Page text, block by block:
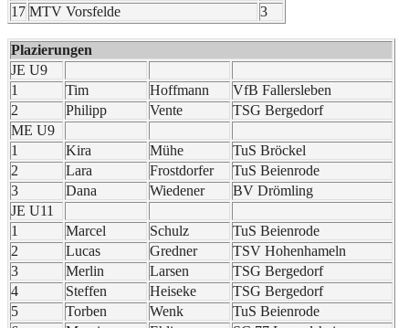
17 MTV Vorsfelde 3
Plazierungen
JE U9
1
Tim Hoffmann
VfB Fallersleben
2
Philipp Vente
TSG Bergedorf
ME U9
1
Kira Mühe
TuS Bröckel
2
Lara Frostdorfer
TuS Beienrode
3
Dana Wiedener
BV Drömling
JE U11
1
Marcel Schulz
TuS Beienrode
2
Lucas Gredner
TSV Hohenhameln
3
Merlin Larsen
TSG Bergedorf
4
Steffen Heiseke
TSG Bergedorf
5
Torben Wenk
TuS Beienrode